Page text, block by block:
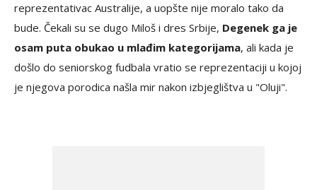
reprezentativac Australije, a uopšte nije moralo tako da
bude. Čekali su se dugo Miloš i dres Srbije, Degenek ga je
osam puta obukao u mlađim kategorijama, ali kada je
došlo do seniorskog fudbala vratio se reprezentaciji u kojoj
je njegova porodica našla mir nakon izbjeglištva u "Oluji".